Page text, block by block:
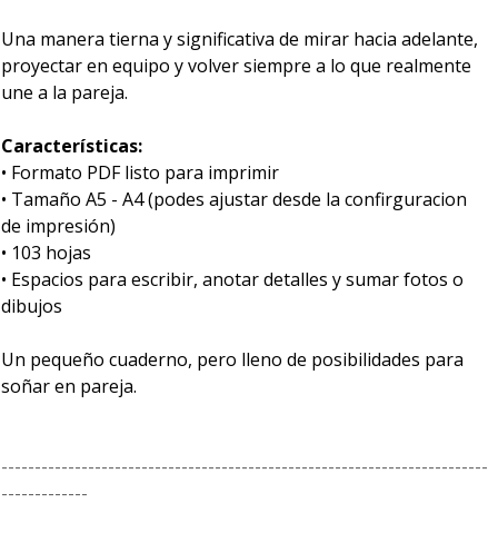
Una manera tierna y significativa de mirar hacia adelante,
proyectar en equipo y volver siempre a lo que realmente
une a la pareja.
Características:
• Formato PDF listo para imprimir
• Tamaño A5 - A4 (podes ajustar desde la confirguracion
de impresión)
• 103 hojas
• Espacios para escribir, anotar detalles y sumar fotos o
dibujos
Un pequeño cuaderno, pero lleno de posibilidades para
soñar en pareja.
-------------------------------------------------------------------------
-------------